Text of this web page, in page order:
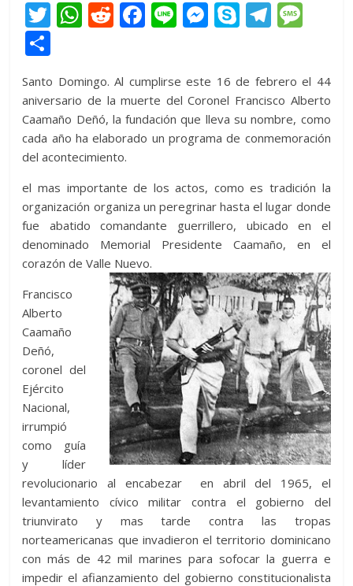
T
er
W
s
A
p
p
R
di
t
F
b
o
o
Li M
e
n
g
S
p
e
T
gr
a
m
a
g
e
m
p
ar
ti
r
Santo Domingo. Al cumplirse este 16 de febrero el 44
aniversario de la muerte del Coronel Francisco Alberto
Caamaño Deñó, la fundación que lleva su nombre, como
cada año ha elaborado un programa de conmemoración
del acontecimiento.
el mas importante de los actos, como es tradición la
organización organiza un peregrinar hasta el lugar donde
fue abatido comandante guerrillero, ubicado en el
denominado Memorial Presidente Caamaño, en el
corazón de Valle Nuevo.
Francisco
Alberto
Caamaño
Deñó,
coronel del
Ejército
Nacional,
irrumpió
como guía
y líder
revolucionario al encabezar en abril del 1965, el
levantamiento cívico militar contra el gobierno del
triunvirato y mas tarde contra las tropas
norteamericanas que invadieron el territorio dominicano
con más de 42 mil marines para sofocar la guerra e
impedir el afianzamiento del gobierno constitucionalista